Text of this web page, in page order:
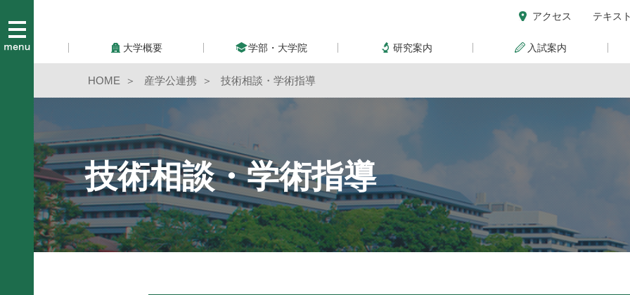
アクセス テキス
大学概要 学部・大学院 研究案内 入試案内
HOME 産学公連携 技術相談・学術指導
技術相談・学術指導